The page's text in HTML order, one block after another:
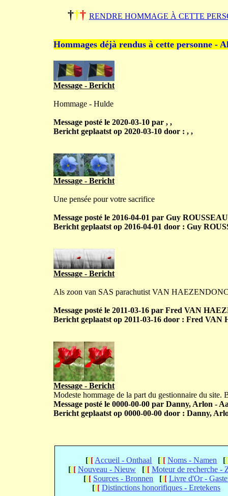
††† RENDRE HOMMAGE À CETTE
Hommages déjà rendus à cette personne -
Message - Bericht
Hommage - Hulde
Message posté le 2020-03-10 par , ,
Bericht geplaatst op 2020-03-10 door : , ,
Message - Bericht
Une pensée pour votre sacrifice
Message posté le 2016-04-01 par Guy
Bericht geplaatst op 2016-04-01 door : Guy
Message - Bericht
Als zoon van SAS parachutist VAN
Message posté le 2011-03-16 par Fred VAN
Bericht geplaatst op 2011-03-16 door : Fred
Message - Bericht
Modeste hommage de la part du gestionnaire du site.
Message posté le 0000-00-00 par Danny, Arlon -
Bericht geplaatst op 0000-00-00 door : Danny,
[[[ Accueil - Onthaal [[[ Noms - Namen [[
[[[ Nouveau - Nieuw [[[ Moteur de recherche -
[[[ Sources - Bronnen [[[ Livre d'Or -
[[[ Distinctions honorifiques - Eretekens